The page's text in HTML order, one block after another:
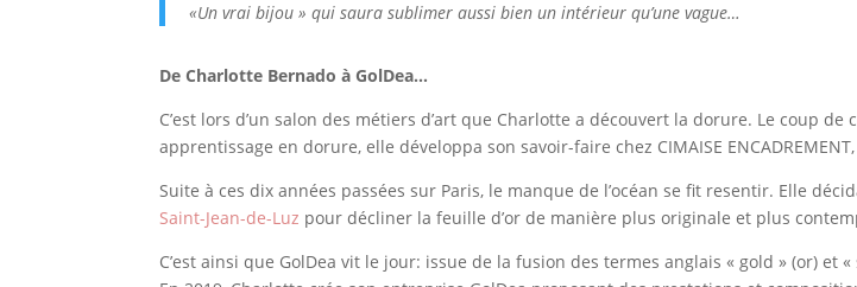
«Un vrai bijou » qui saura sublimer aussi bien un intérieur qu’une vague…
De Charlotte Bernado à GolDea…
C’est lors d’un salon des métiers d’art que Charlotte a découvert la dorure. Le coup
apprentissage en dorure, elle développa son savoir-faire chez CIMAISE
Suite à ces dix années passées sur Paris, le manque de l’océan se fit resentir. Elle
Saint-Jean-de-Luz pour décliner la feuille d’or de manière plus originale et plus
C’est ainsi que GolDea vit le jour: issue de la fusion des termes anglais « gold » (or) et «